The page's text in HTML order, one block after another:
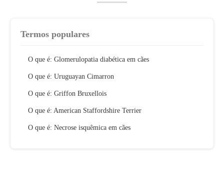
Termos populares
O que é: Glomerulopatia diabética em cães
O que é: Uruguayan Cimarron
O que é: Griffon Bruxellois
O que é: American Staffordshire Terrier
O que é: Necrose isquêmica em cães